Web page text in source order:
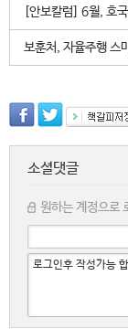
[안보칼럼] 6월, 호
보훈처, 자율주행 스
소셜댓글
원하는 계정으로